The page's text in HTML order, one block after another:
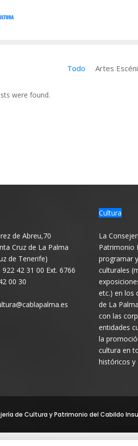
Todo Artes
were found.
de Abreu,70
Cruz de La Palma
de Tenerife)
42 31 00 Ext. 6766
00 30
Cultura
La
Patrimonio
programar
culturales
etc.) en los
de La
con las
entidades
la
cultura en
históricos y
de Cultura y Patrimonio del Cabildo